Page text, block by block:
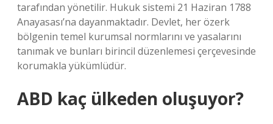
tarafından yönetilir. Hukuk sistemi 21 Haziran 1788
Anayasası’na dayanmaktadır. Devlet, her özerk
bölgenin temel kurumsal normlarını ve yasalarını
tanımak ve bunları birincil düzenlemesi çerçevesinde
korumakla yükümlüdür.
ABD kaç ülkeden oluşuyor?